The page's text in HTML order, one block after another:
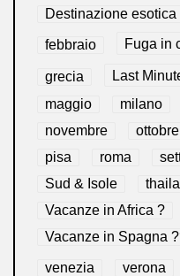
Destinazione esotica
febbraio Fuga in
grecia Last
maggio
milano
novembre
ottobre
pisa
roma
Sud & Isole
Vacanze in Africa ?
Vacanze in Spagna
venezia verona